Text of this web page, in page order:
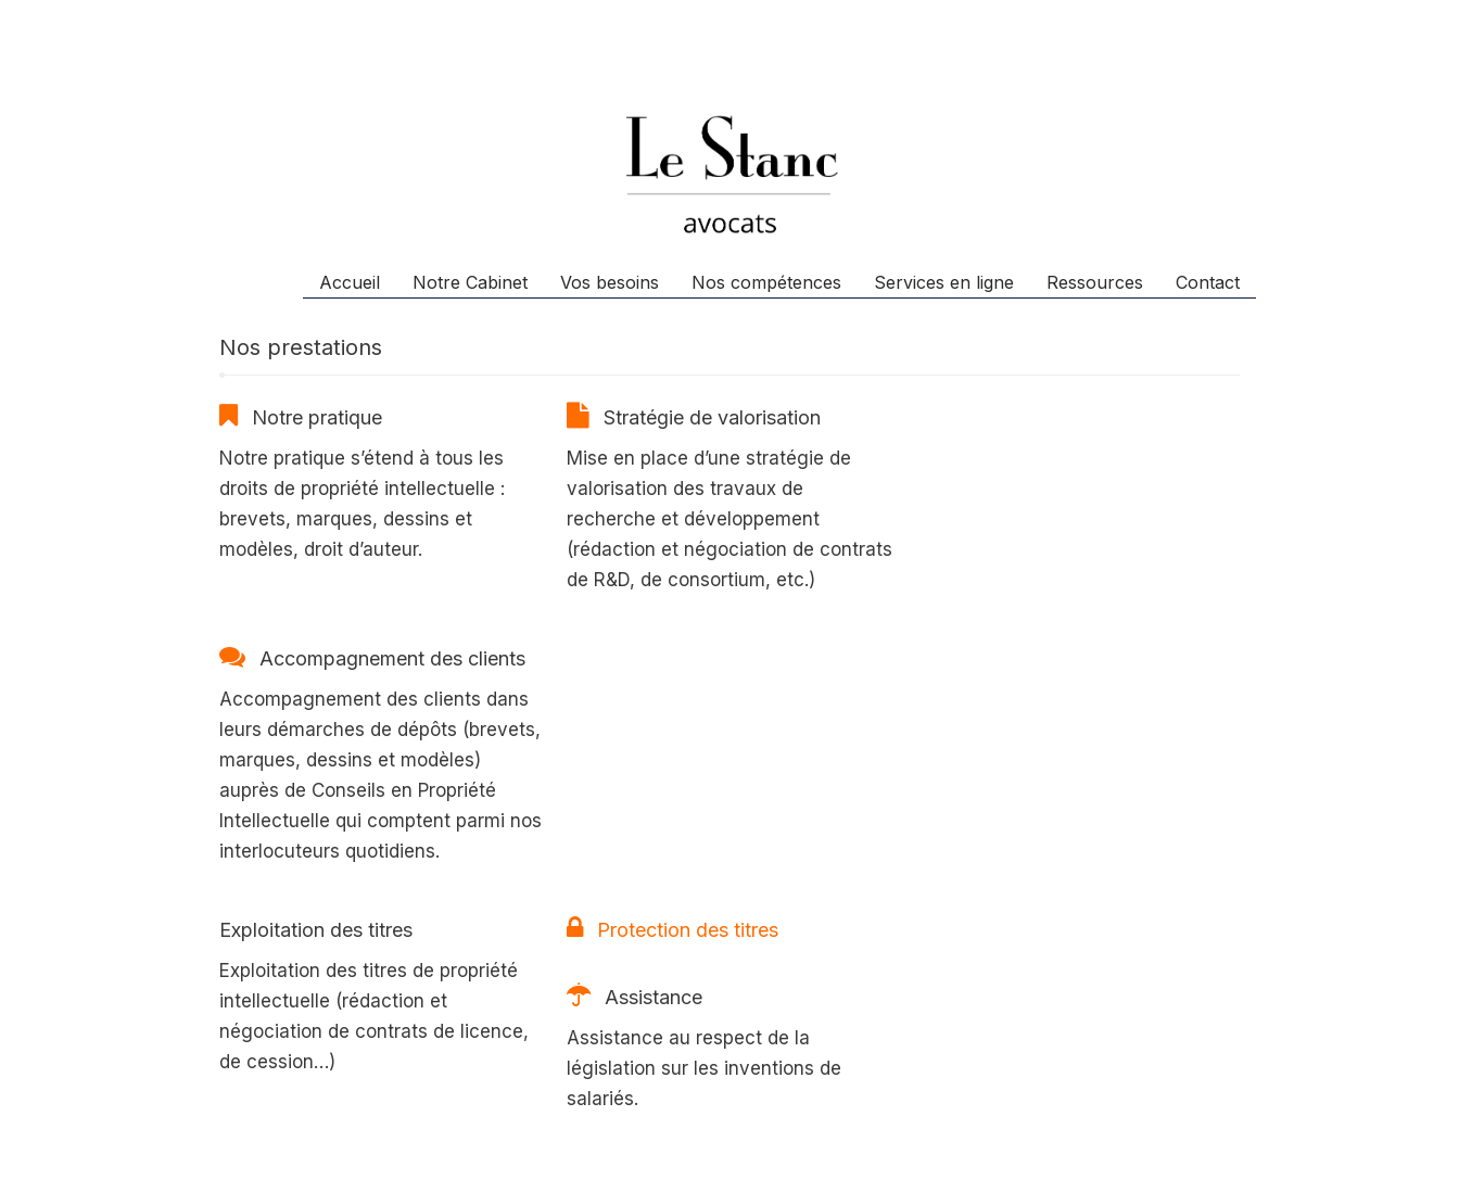
Accueil Notre Cabinet Vos besoins Nos compétences Services en ligne Ressources Contact
Nos prestations
Notre pratique
Notre pratique s’étend à tous les
droits de propriété intellectuelle :
brevets, marques, dessins et
modèles, droit d’auteur.
Stratégie de valorisation
Mise en place d’une stratégie de
valorisation des travaux de
recherche et développement
(rédaction et négociation de contrats
de R&D, de consortium, etc.)
Accompagnement des clients
Accompagnement des clients dans
leurs démarches de dépôts (brevets,
marques, dessins et modèles)
auprès de Conseils en Propriété
Intellectuelle qui comptent parmi nos
interlocuteurs quotidiens.
Exploitation des titres
Exploitation des titres de propriété
intellectuelle (rédaction et
négociation de contrats de licence,
de cession…)
Protection des titres
Assistance
Assistance au respect de la
législation sur les inventions de
salariés.